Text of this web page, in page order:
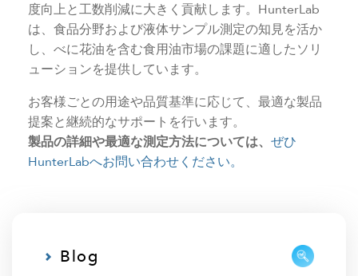
度向上と工数削減に大きく貢献します。HunterLab
は、食品分野および液体サンプル測定の知見を活か
し、べに花油を含む食用油市場の課題に適したソリ
ューションを提供しています。
お客様ごとの用途や品質基準に応じて、最適な製品
提案と継続的なサポートを行います。
製品の詳細や最適な測定方法については、 ぜひ
HunterLabへお問い合わせください。
Blog